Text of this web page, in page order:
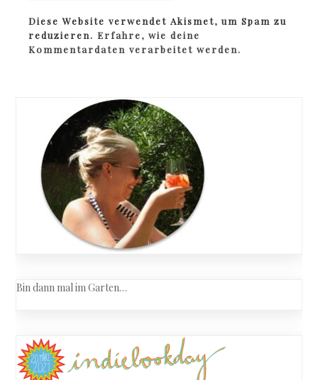
Diese Website verwendet Akismet, um Spam zu
reduzieren.Erfahre, wie deine
Kommentardaten verarbeitet werden.
Bin dann mal im Garten…